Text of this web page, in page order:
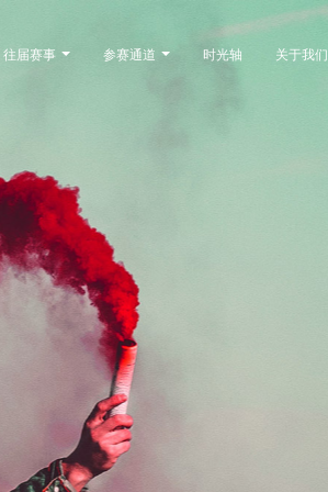
往届赛事 参赛通道 时光轴 关于我们